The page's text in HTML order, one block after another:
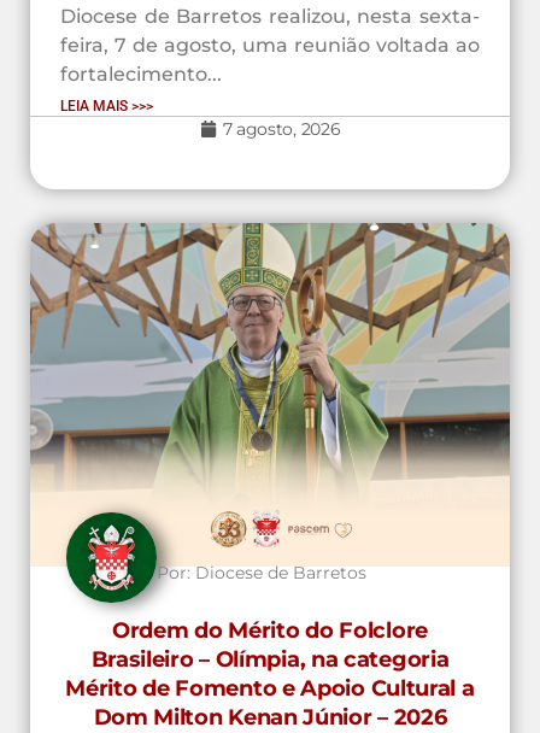
Diocese de Barretos realizou, nesta sexta-
feira, 7 de agosto, uma reunião voltada ao
fortalecimento...
LEIA MAIS >>>
7 agosto, 2026
Por:Diocese de Barretos
Ordem do Mérito do Folclore
Brasileiro – Olímpia, na categoria
Mérito de Fomento e Apoio Cultural a
Dom Milton Kenan Júnior – 2026